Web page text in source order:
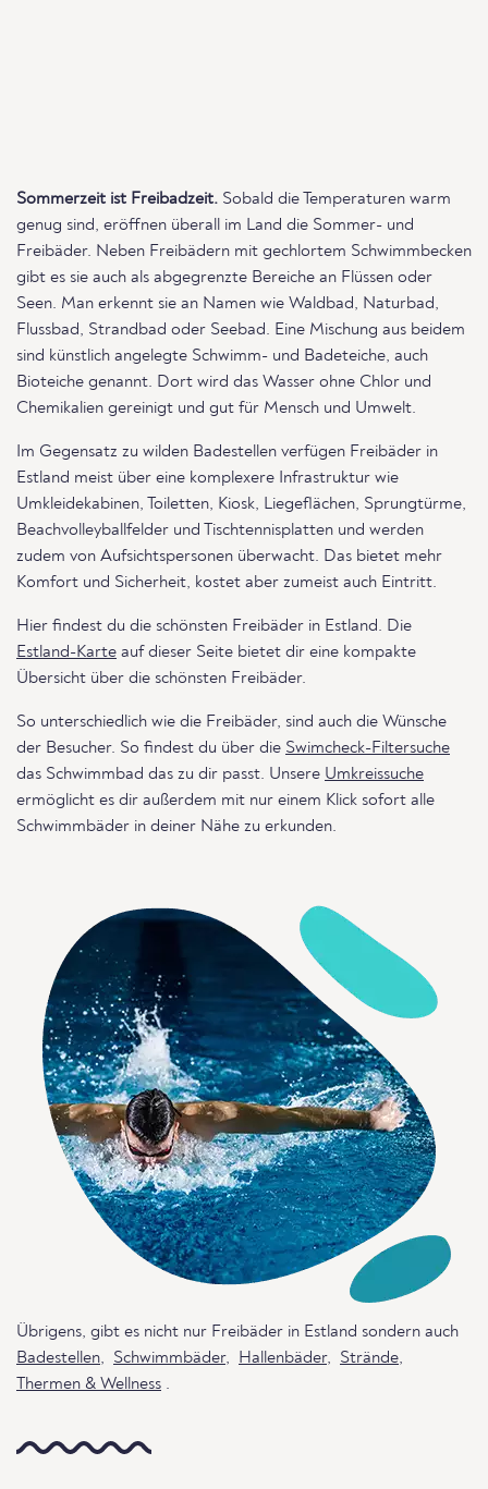
Sommerzeit ist Freibadzeit. Sobald die Temperaturen warm
genug sind, eröffnen überall im Land die Sommer- und
Freibäder. Neben Freibädern mit gechlortem Schwimmbecken
gibt es sie auch als abgegrenzte Bereiche an Flüssen oder
Seen. Man erkennt sie an Namen wie Waldbad, Naturbad,
Flussbad, Strandbad oder Seebad. Eine Mischung aus beidem
sind künstlich angelegte Schwimm- und Badeteiche, auch
Bioteiche genannt. Dort wird das Wasser ohne Chlor und
Chemikalien gereinigt und gut für Mensch und Umwelt.
Im Gegensatz zu wilden Badestellen verfügen Freibäder in
Estland meist über eine komplexere Infrastruktur wie
Umkleidekabinen, Toiletten, Kiosk, Liegeflächen, Sprungtürme,
Beachvolleyballfelder und Tischtennisplatten und werden
zudem von Aufsichtspersonen überwacht. Das bietet mehr
Komfort und Sicherheit, kostet aber zumeist auch Eintritt.
Hier findest du die schönsten Freibäder in Estland. Die
Estland-Karte auf dieser Seite bietet dir eine kompakte
Übersicht über die schönsten Freibäder.
So unterschiedlich wie die Freibäder, sind auch die Wünsche
der Besucher. So findest du über die Swimcheck-Filtersuche
das Schwimmbad das zu dir passt. Unsere Umkreissuche
ermöglicht es dir außerdem mit nur einem Klick sofort alle
Schwimmbäder in deiner Nähe zu erkunden.
Übrigens, gibt es nicht nur Freibäder in Estland sondern auch
Badestellen, Schwimmbäder, Hallenbäder, Strände,
Thermen & Wellness .